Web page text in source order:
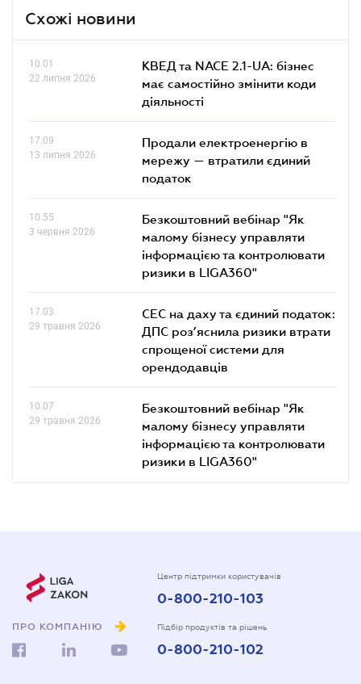
Схожі новини
10.01
22 липня 2026
КВЕД та NACE 2.1-UA: бізнес
має самостійно змінити коди
діяльності
17.09
13 липня 2026
Продали електроенергію в
мережу — втратили єдиний
податок
10.55
3 червня 2026
Безкоштовний вебінар "Як
малому бізнесу управляти
інформацією та контролювати
ризики в LIGA360"
17.03
29 травня 2026
СЕС на даху та єдиний податок:
ДПС роз’яснила ризики втрати
спрощеної системи для
орендодавців
10.07
29 травня 2026
Безкоштовний вебінар "Як
малому бізнесу управляти
інформацією та контролювати
ризики в LIGA360"
ПРО КОМПАНІЮ
Центр підтримки користувачів
0-800-210-103
Підбір продуктів та рішень
0-800-210-102